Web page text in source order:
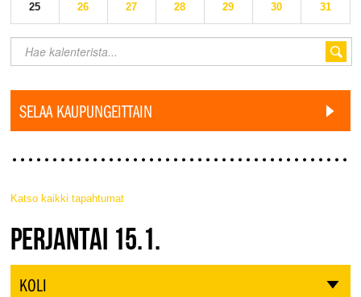
25 26 27 28 29 30 31
SELAA KAUPUNGEITTAIN
Katso kaikki tapahtumat
JAZZ FINLAND LIVE
PERJANTAI 15.1.
KOLI